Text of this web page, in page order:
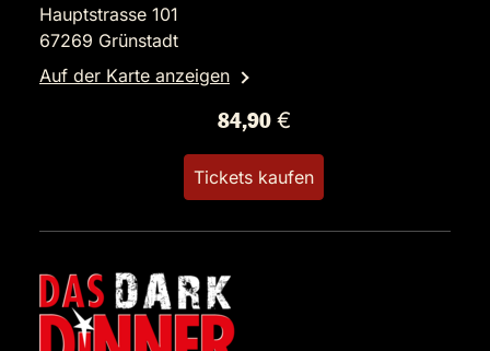
Hauptstrasse 101
67269 Grünstadt
Auf der Karte anzeigen
84,90 €
Tickets kaufen